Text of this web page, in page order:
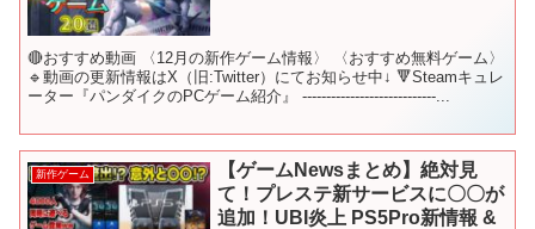
🔴おすすめ動画 〈12月の新作ゲーム情報〉 〈おすすめ無料ゲーム〉
🔹動画の更新情報はX（旧:Twitter）にてお知らせ中↓ 🔻Steamキュレ
ーター『パンダイクのPCゲーム紹介』 ----------------------------...
新作ゲーム
【ゲームNewsまとめ】絶対見
て！プレステ新サービスに〇〇が
追加！UBI炎上 PS5Pro新情報 &